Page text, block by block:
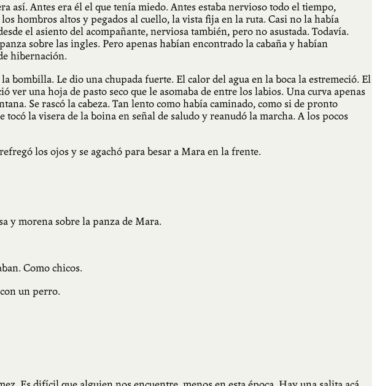
así. Antes era él el que tenía miedo. Antes estaba nervioso todo el tiempo,
hombros altos y pegados al cuello, la vista fija en la ruta. Casi no la había
el asiento del acompañante, nerviosa también, pero no asustada. Todavía.
sobre las ingles. Pero apenas habían encontrado la cabaña y habían
hibernación.
Le dio una chupada fuerte. El calor del agua en la boca la estremeció. El
una hoja de pasto seco que le asomaba de entre los labios. Una curva apenas
Se rascó la cabeza. Tan lento como había caminado, como si de pronto
la visera de la boina en señal de saludo y reanudó la marcha. A los pocos
los ojos y se agachó para besar a Mara en la frente.
y morena sobre la panza de Mara.
Como chicos.
un perro.